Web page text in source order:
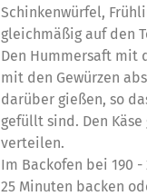
Schinkenwürfel,
gleichmäßig auf den
Den Hummersaft mit
mit den Gewürzen
darüber gießen, so
gefüllt sind. Den
verteilen.
Im Backofen bei 190
25 Minuten backen